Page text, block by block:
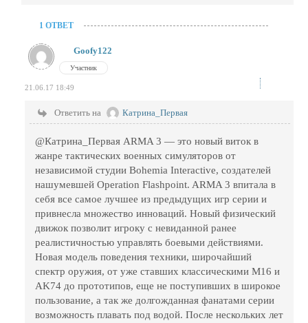
1 ОТВЕТ
Goofy122
Участник
21.06.17 18:49
Ответить на Катрина_Первая
@Катрина_Первая ARMA 3 — это новый виток в
жанре тактических военных симуляторов от
независимой студии Bohemia Interactive, создателей
нашумевшей Operation Flashpoint. ARMA 3 впитала в
себя все самое лучшее из предыдущих игр серии и
привнесла множество инноваций. Новый физический
движок позволит игроку с невиданной ранее
реалистичностью управлять боевыми действиями.
Новая модель поведения техники, широчайший
спектр оружия, от уже ставших классическими M16 и
AK74 до прототипов, еще не поступивших в широкое
пользование, а так же долгожданная фанатами серии
возможность плавать под водой. После нескольких лет